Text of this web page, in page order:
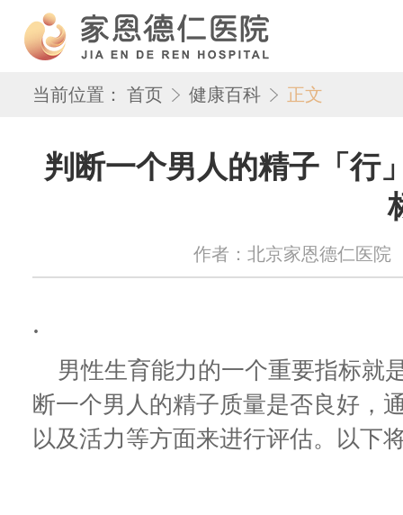
当前位置： 首页 健康百科 正文
判断一个男人的精子「行
作者：北京家恩德仁医院
.
男性生育能力的一个重要指标就
断一个男人的精子质量是否良好，
以及活力等方面来进行评估。以下